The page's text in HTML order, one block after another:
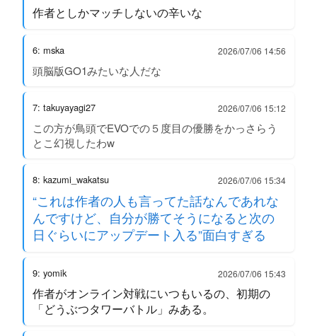
作者としかマッチしないの辛いな
6: mska 2026/07/06 14:56
頭脳版GO1みたいな人だな
7: takuyayagi27 2026/07/06 15:12
この方が鳥頭でEVOでの５度目の優勝をかっさらう
とこ幻視したわw
8: kazumi_wakatsu 2026/07/06 15:34
“これは作者の人も言ってた話なんであれな
んですけど、自分が勝てそうになると次の
日ぐらいにアップデート入る”面白すぎる
9: yomik 2026/07/06 15:43
作者がオンライン対戦にいつもいるの、初期の
「どうぶつタワーバトル」みある。